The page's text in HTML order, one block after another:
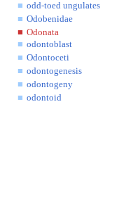
odd-toed ungulates
Odobenidae
Odonata
odontoblast
Odontoceti
odontogenesis
odontogeny
odontoid